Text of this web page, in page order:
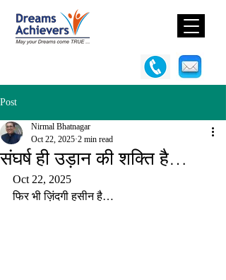
Post
संघर्ष ही उड़ान की शक्ति है…
Nirmal Bhatnagar
Oct 22, 2025 2 min read
Oct 22, 2025
फिर भी ज़िंदगी हसीन है…